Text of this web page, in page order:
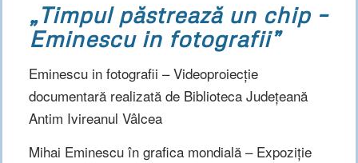
„Timpul păstrează un chip –
Eminescu in fotografii”
Eminescu in fotografii – Videoproiecție
documentară realizată de Biblioteca Județeană
Antim Ivireanul Vâlcea
Mihai Eminescu în grafica mondială – Expoziție